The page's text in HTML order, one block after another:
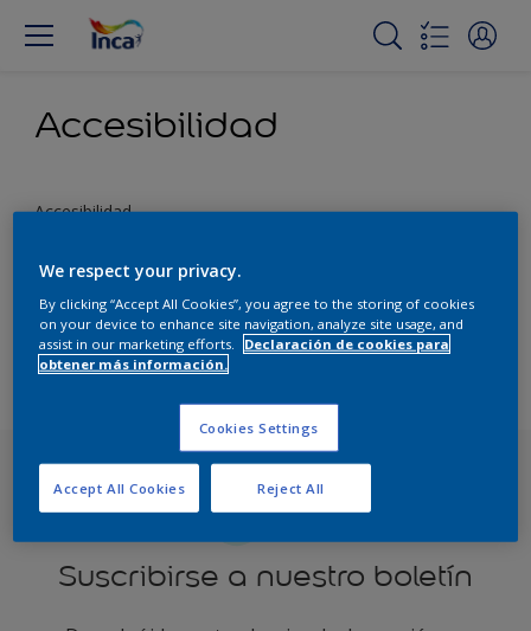
Accesibilidad
Accesibilidad
contenidos y productos sea lo más fácil posible para todos
nuestros visitantes. Tratamos de cumplir con las pautas de
accesibilidad al contenido y ofrecer contenidos alternativos,
Suscribirse a nuestro boletín
We respect your privacy.
By clicking “Accept All Cookies”, you agree to the storing of cookies
on your device to enhance site navigation, analyze site usage, and
assist in our marketing efforts.
Declaración de cookies para
obtener más información.
Cookies Settings
Reject All
Accept All Cookies